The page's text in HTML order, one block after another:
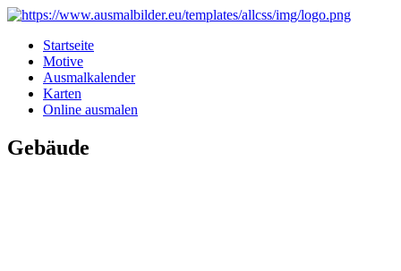
Startseite
Motive
Ausmalkalender
Karten
Online ausmalen
Gebäude